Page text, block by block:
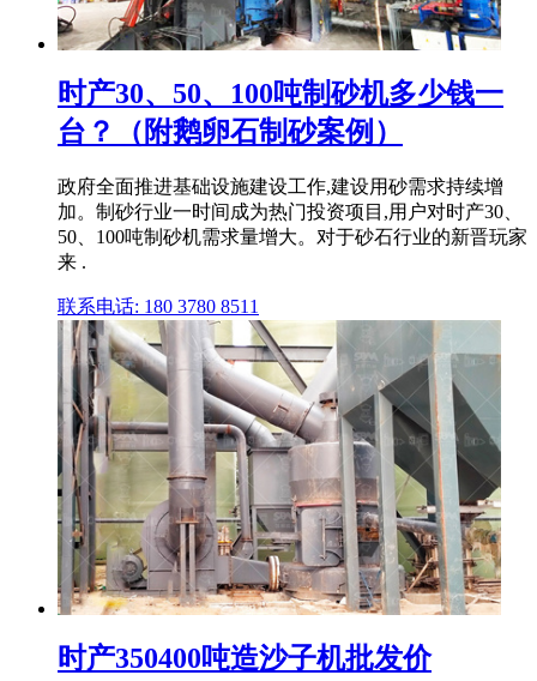
时产30、50、100吨制砂机多少钱一
台？（附鹅卵石制砂案例）
政府全面推进基础设施建设工作,建设用砂需求持续增
加。制砂行业一时间成为热门投资项目,用户对时产30、
50、100吨制砂机需求量增大。对于砂石行业的新晋玩家
来 .
联系电话: 180 3780 8511
时产350400吨造沙子机批发价